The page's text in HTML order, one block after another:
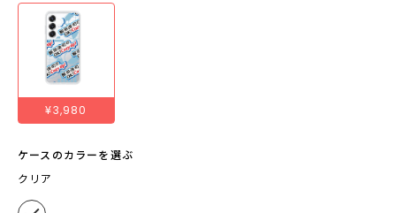
¥3,980
ケースのカラーを選ぶ
クリア